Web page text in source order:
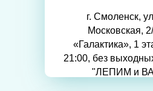
г. Смоленск,
Московская,
«Галактика», 1
21:00, без
"ЛЕПИМ и